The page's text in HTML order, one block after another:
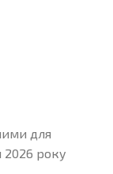
для
2026 року